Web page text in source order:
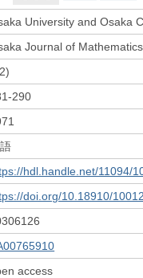
University and Osaka
Journal of Mathematics
290
hdl.handle.net/11094/
doi.org/10.18910/10012
access